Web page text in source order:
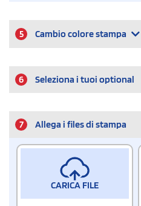
5 Cambio colore stampa
6 Seleziona i tuoi optional
7 Allega i files di stampa
CARICA FILE